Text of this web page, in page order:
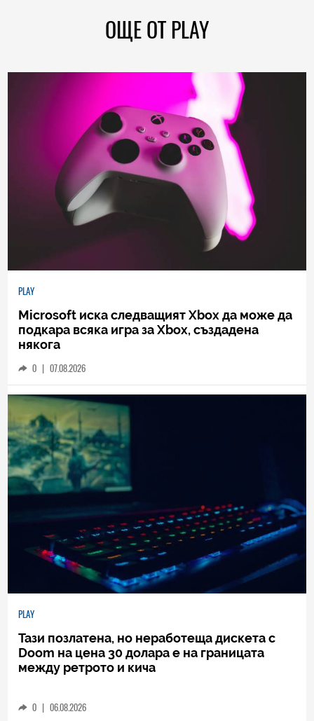
ОЩЕ ОТ PLAY
PLAY
Microsoft иска следващият Xbox да може да
подкара всяка игра за Xbox, създадена
някога
0 | 07.08.2026
PLAY
Тази позлатена, но неработеща дискета с
Doom на цена 30 долара е на границата
между ретрото и кича
0 | 06.08.2026